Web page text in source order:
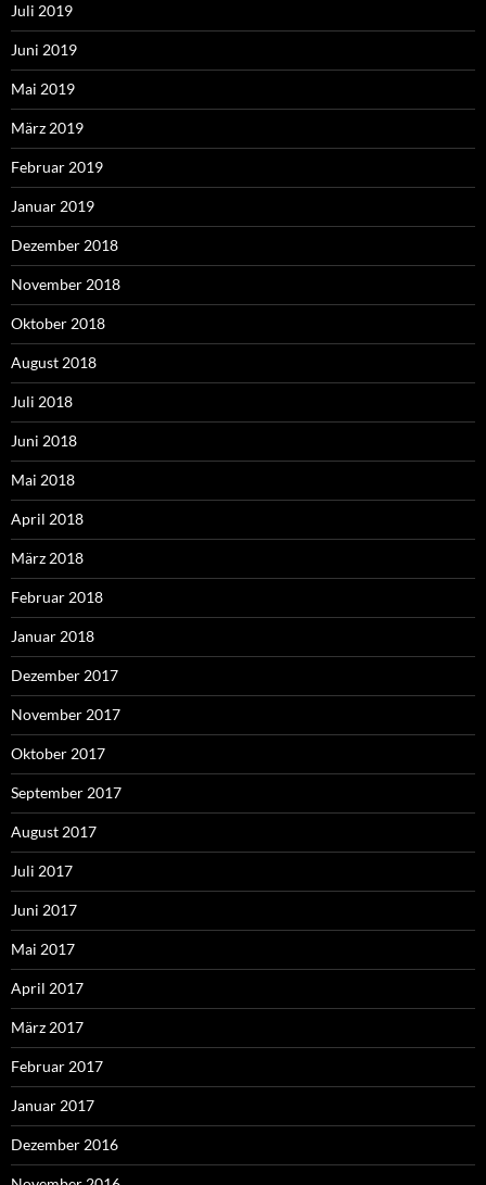
Juli 2019
Juni 2019
Mai 2019
März 2019
Februar 2019
Januar 2019
Dezember 2018
November 2018
Oktober 2018
August 2018
Juli 2018
Juni 2018
Mai 2018
April 2018
März 2018
Februar 2018
Januar 2018
Dezember 2017
November 2017
Oktober 2017
September 2017
August 2017
Juli 2017
Juni 2017
Mai 2017
April 2017
März 2017
Februar 2017
Januar 2017
Dezember 2016